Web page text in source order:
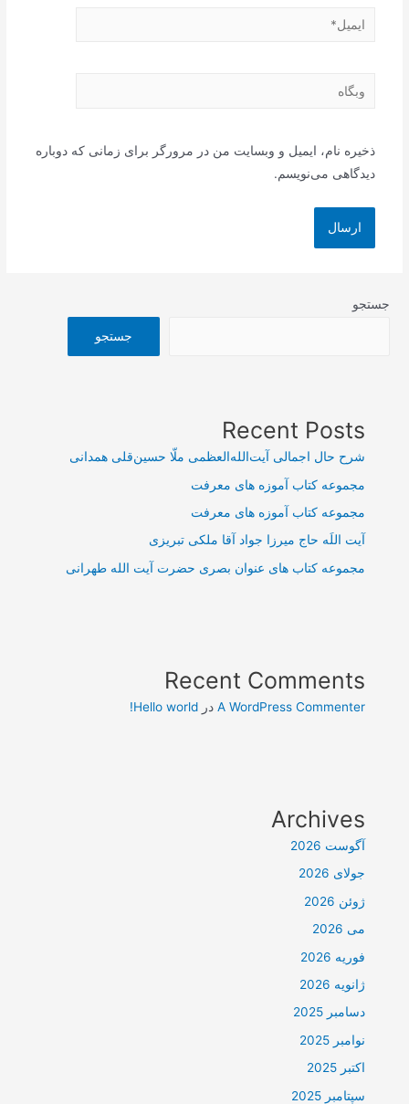
ایمیل*
وبگاه
ذخیره نام، ایمیل و وبسایت من در مرورگر برای زمانی که دوباره
دیدگاهی می‌نویسم.
جستجو
جستجو
Recent Posts
شرح حال اجمالی آیت‌الله‌العظمی ملّا حسین‌قلی همدانی
مجموعه کتاب آموزه های معرفت
مجموعه کتاب آموزه های معرفت
آیت اللَه حاج میرزا جواد آقا ملکی تبریزی
مجموعه کتاب های عنوان بصری حضرت آیت الله طهرانی
Recent Comments
A WordPress Commenter درHello world!
Archives
آگوست 2026
جولای 2026
ژوئن 2026
می 2026
فوریه 2026
ژانویه 2026
دسامبر 2025
نوامبر 2025
اکتبر 2025
سپتامبر 2025